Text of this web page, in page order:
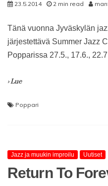
23.5.2014 2 min read
Tänä vuonna Jyväskylän
järjestettävä Summer Jazz
Popparissa 27.5., 17.6.,
› Lue
Poppari
Jazz ja muukin improilu Uutiset
Return To